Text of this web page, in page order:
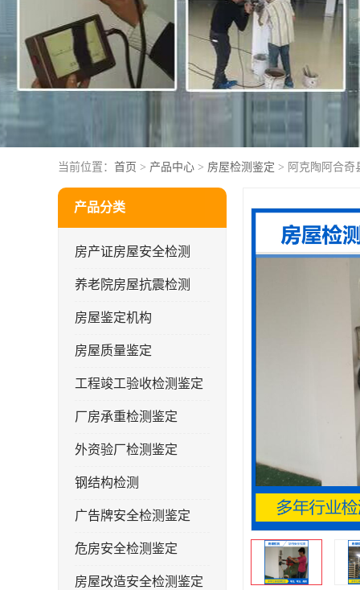
当前位置： 首页 > 产品中心 > 房屋检测鉴定 > 阿克陶阿合奇
产品分类
房产证房屋安全检测
养老院房屋抗震检测
房屋鉴定机构
房屋质量鉴定
工程竣工验收检测鉴定
厂房承重检测鉴定
外资验厂检测鉴定
钢结构检测
广告牌安全检测鉴定
危房安全检测鉴定
房屋改造安全检测鉴定